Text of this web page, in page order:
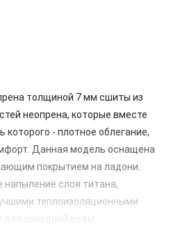
толщиной 7 мм сшиты из
неопрена, которые вместе
- плотное облегание,
Данная модель оснащена
покрытием на ладони.
слоя титана,
теплоизоляционными
для холодной воды.